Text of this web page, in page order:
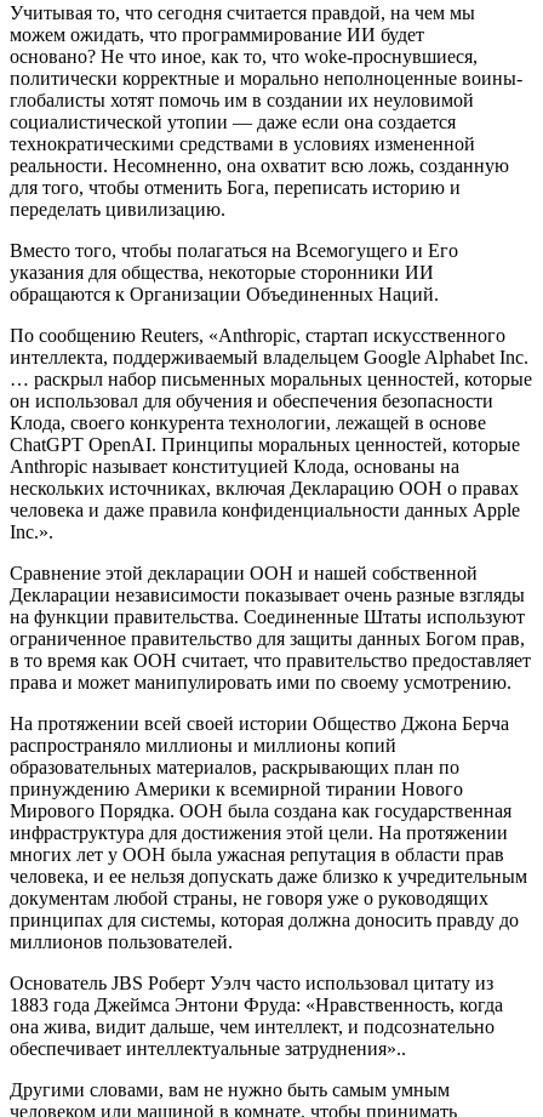
Учитывая то, что сегодня считается правдой, на чем мы
можем ожидать, что программирование ИИ будет
основано? Не что иное, как то, что woke-проснувшиеся,
политически корректные и морально неполноценные воины-
глобалисты хотят помочь им в создании их неуловимой
социалистической утопии — даже если она создается
технократическими средствами в условиях измененной
реальности. Несомненно, она охватит всю ложь, созданную
для того, чтобы отменить Бога, переписать историю и
переделать цивилизацию.
Вместо того, чтобы полагаться на Всемогущего и Его
указания для общества, некоторые сторонники ИИ
обращаются к Организации Объединенных Наций.
По сообщению Reuters, «Anthropic, стартап искусственного
интеллекта, поддерживаемый владельцем Google Alphabet Inc.
… раскрыл набор письменных моральных ценностей, которые
он использовал для обучения и обеспечения безопасности
Клода, своего конкурента технологии, лежащей в основе
ChatGPT OpenAI. Принципы моральных ценностей, которые
Anthropic называет конституцией Клода, основаны на
нескольких источниках, включая Декларацию ООН о правах
человека и даже правила конфиденциальности данных Apple
Inc.».
Сравнение этой декларации ООН и нашей собственной
Декларации независимости показывает очень разные взгляды
на функции правительства. Соединенные Штаты используют
ограниченное правительство для защиты данных Богом прав,
в то время как ООН считает, что правительство предоставляет
права и может манипулировать ими по своему усмотрению.
На протяжении всей своей истории Общество Джона Берча
распространяло миллионы и миллионы копий
образовательных материалов, раскрывающих план по
принуждению Америки к всемирной тирании Нового
Мирового Порядка. ООН была создана как государственная
инфраструктура для достижения этой цели. На протяжении
многих лет у ООН была ужасная репутация в области прав
человека, и ее нельзя допускать даже близко к учредительным
документам любой страны, не говоря уже о руководящих
принципах для системы, которая должна доносить правду до
миллионов пользователей.
Основатель JBS Роберт Уэлч часто использовал цитату из
1883 года Джеймса Энтони Фруда: «Нравственность, когда
она жива, видит дальше, чем интеллект, и подсознательно
обеспечивает интеллектуальные затруднения»..
Другими словами, вам не нужно быть самым умным
человеком или машиной в комнате, чтобы принимать